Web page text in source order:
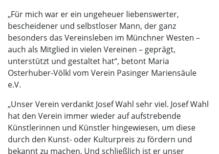
„Für mich war er ein ungeheuer liebenswerter,
bescheidener und selbstloser Mann, der ganz
besonders das Vereinsleben im Münchner Westen –
auch als Mitglied in vielen Vereinen – geprägt,
unterstützt und gestaltet hat“, betont Maria
Osterhuber-Völkl vom Verein Pasinger Mariensäule
e.V.
„Unser Verein verdankt Josef Wahl sehr viel. Josef Wahl
hat den Verein immer wieder auf aufstrebende
Künstlerinnen und Künstler hingewiesen, um diese
durch den Kunst- oder Kulturpreis zu fördern und
bekannt zu machen. Und schließlich ist er unser